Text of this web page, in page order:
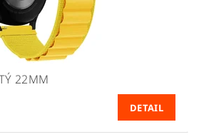
22MM
DETAIL